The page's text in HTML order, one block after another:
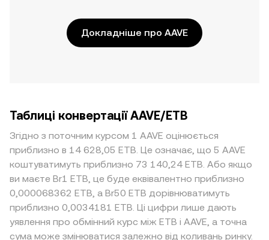
Докладніше про AAVE
Таблиці конвертації AAVE/ETB
Згідно з поточним курсом 1 AAVE оцінюється
приблизно в 14 628,05 ETB. Це означає, що 5 AAVE
коштуватимуть приблизно 73 140,24 ETB. Або якщо
ви маєте Br1 ETB, це буде еквівалентно приблизно
0,000068362 ETB, а Br50 ETB дорівнюватимуть
приблизно 0,0034181 ETB. Ці цифри лише дають
уявлення про обмінний курс між ETB і AAVE, а точна
сума може змінюватися залежно від коливань ринку.